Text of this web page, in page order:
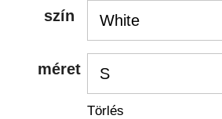
szín
méret
Törlés